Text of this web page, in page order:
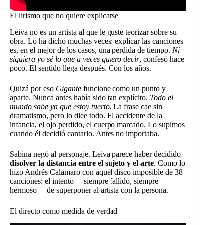
El lirismo que no quiere explicarse
Leiva no es un artista al que le guste teorizar sobre su
obra. Lo ha dicho muchas veces: explicar las canciones
es, en el mejor de los casos, una pérdida de tiempo. Ni
siquiera yo sé lo que a veces quiero decir, confesó hace
poco. El sentido llega después. Con los años.
Quizá por eso Gigante funcione como un punto y
aparte. Nunca antes había sido tan explícito. Todo el
mundo sabe ya que estoy tuerto. La frase cae sin
dramatismo, pero lo dice todo. El accidente de la
infancia, el ojo perdido, el cuerpo marcado. Lo supimos
cuando él decidió cantarlo. Antes no importaba.
Sabina negó al personaje. Leiva parece haber decidido
disolver la distancia entre el sujeto y el arte. Como lo
hizo Andrés Calamaro con aquel disco imposible de 38
canciones: el intento —siempre fallido, siempre
hermoso— de superponer al artista con la persona.
El directo como medida de verdad